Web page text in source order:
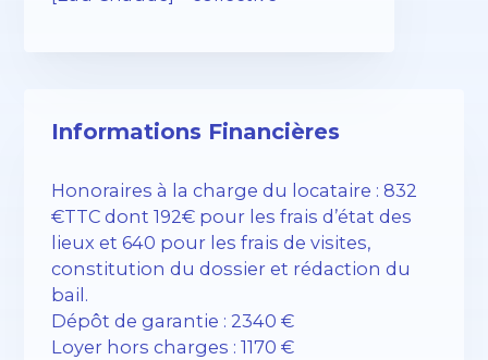
Informations Financières
Honoraires à la charge du locataire : 832
€TTC dont 192€ pour les frais d’état des
lieux et 640 pour les frais de visites,
constitution du dossier et rédaction du
bail.
Dépôt de garantie : 2340 €
Loyer hors charges : 1170 €